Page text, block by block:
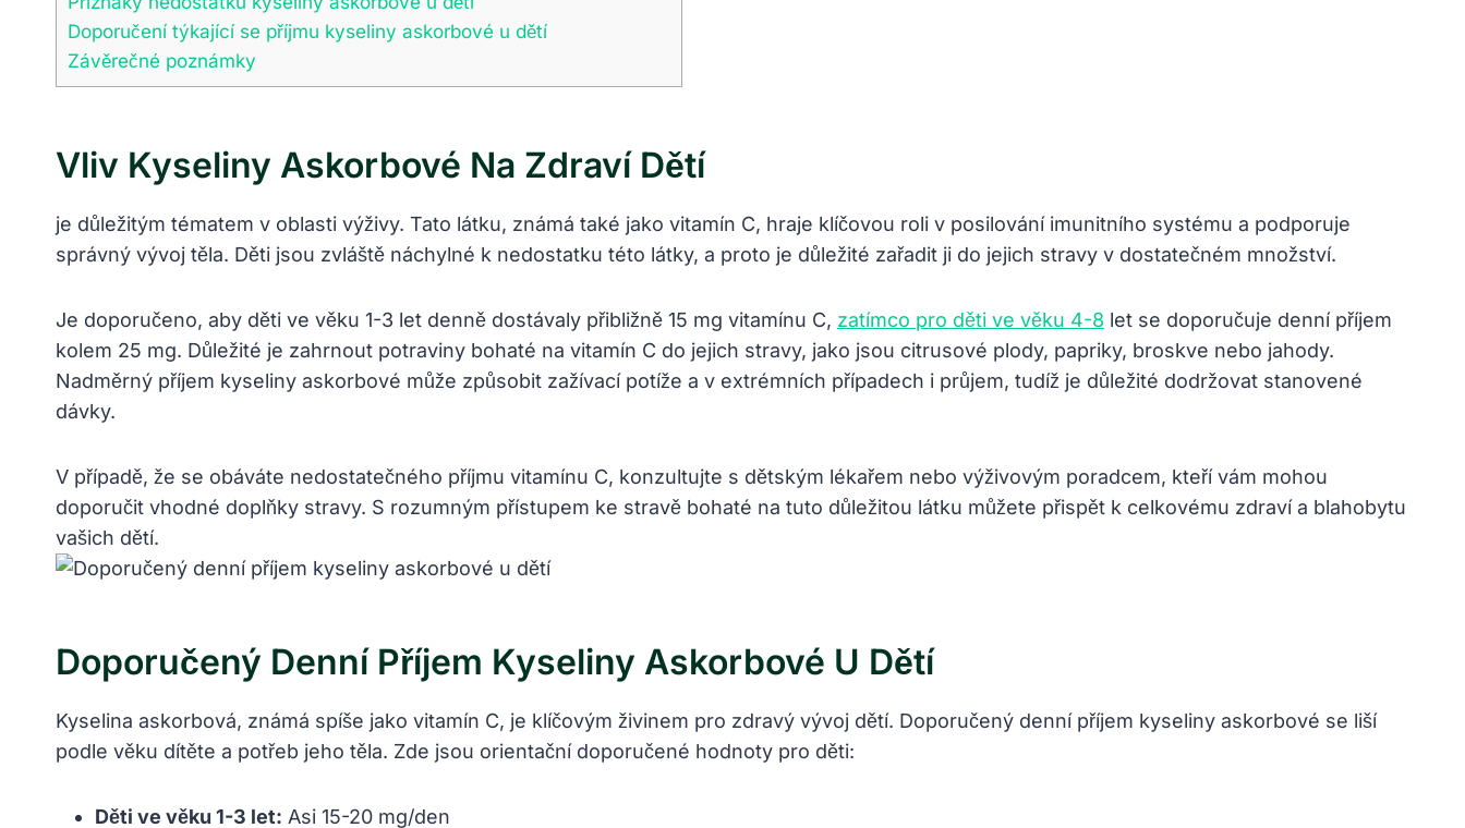
Doporučení týkající se příjmu kyseliny askorbové u dětí
Závěrečné poznámky
Vliv Kyseliny Askorbové Na Zdraví Dětí
je důležitým tématem v oblasti výživy. Tato látku, známá také jako vitamín C, hraje klíčovou roli v posilování imunitního systému a podporuje
správný vývoj těla. Děti jsou zvláště náchylné k nedostatku této látky, a proto je důležité zařadit ji do jejich stravy v dostatečném množství.
Je doporučeno, aby děti ve věku 1-3 let denně dostávaly přibližně 15 mg vitamínu C, zatímco pro děti ve věku 4-8 let se doporučuje denní příjem
kolem 25 mg. Důležité je zahrnout potraviny bohaté na vitamín C do jejich stravy, jako jsou citrusové plody, papriky, broskve nebo jahody.
Nadměrný příjem kyseliny askorbové může způsobit zažívací potíže a v extrémních případech i průjem, tudíž je důležité dodržovat stanovené
dávky.
V případě, že se obáváte nedostatečného příjmu vitamínu C, konzultujte s dětským lékařem nebo výživovým poradcem, kteří vám mohou
doporučit vhodné doplňky stravy. S rozumným přístupem ke stravě bohaté na tuto důležitou látku můžete přispět k celkovému zdraví a blahobytu
vašich dětí.
Doporučený Denní Příjem Kyseliny Askorbové U Dětí
Kyselina askorbová, známá spíše jako vitamín C, je klíčovým živinem pro zdravý vývoj dětí. Doporučený denní příjem kyseliny askorbové se liší
podle věku dítěte a potřeb jeho těla. Zde jsou orientační doporučené hodnoty pro děti:
Děti ve věku 1-3 let: Asi 15-20 mg/den